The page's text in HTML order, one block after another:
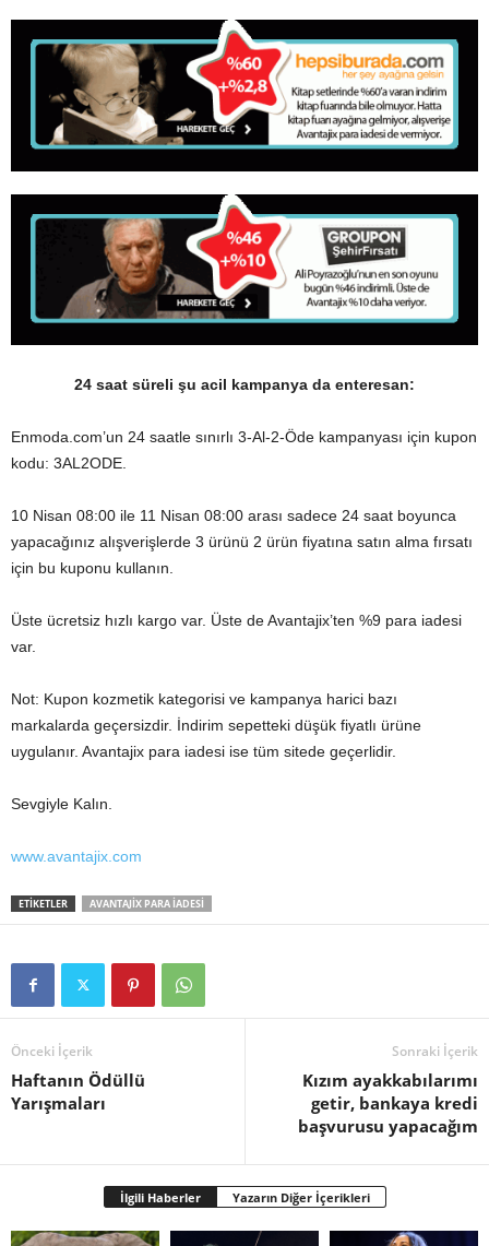
24 saat süreli şu acil kampanya da enteresan:
Enmoda.com’un 24 saatle sınırlı 3-Al-2-Öde kampanyası için kupon
kodu: 3AL2ODE.
10 Nisan 08:00 ile 11 Nisan 08:00 arası sadece 24 saat boyunca
yapacağınız alışverişlerde 3 ürünü 2 ürün fiyatına satın alma fırsatı
için bu kuponu kullanın.
Üste ücretsiz hızlı kargo var. Üste de Avantajix’ten %9 para iadesi
var.
Not: Kupon kozmetik kategorisi ve kampanya harici bazı
markalarda geçersizdir. İndirim sepetteki düşük fiyatlı ürüne
uygulanır. Avantajix para iadesi ise tüm sitede geçerlidir.
Sevgiyle Kalın.
www.avantajix.com
ETIKETLER AVANTAJIX PARA IADESI
Önceki İçerik
Haftanın Ödüllü
Yarışmaları
Sonraki İçerik
Kızım ayakkabılarımı
getir, bankaya kredi
başvurusu yapacağım
İlgili Haberler Yazarın Diğer İçerikleri